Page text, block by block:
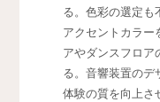
る。色彩の選定も
アクセントカラー
アやダンスフロア
る。音響装置のデ
体験の質を向上さ